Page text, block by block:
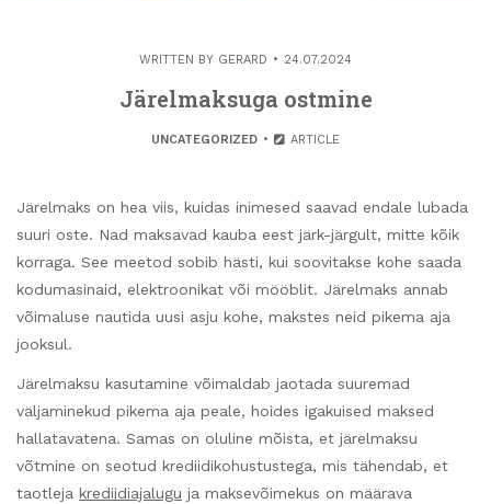
WRITTEN BY GERARD 24.07.2024
Järelmaksuga ostmine
UNCATEGORIZED ARTICLE
Järelmaks on hea viis, kuidas inimesed saavad endale lubada
suuri oste. Nad maksavad kauba eest järk-järgult, mitte kõik
korraga. See meetod sobib hästi, kui soovitakse kohe saada
kodumasinaid, elektroonikat või mööblit. Järelmaks annab
võimaluse nautida uusi asju kohe, makstes neid pikema aja
jooksul.
Järelmaksu kasutamine võimaldab jaotada suuremad
väljaminekud pikema aja peale, hoides igakuised maksed
hallatavatena. Samas on oluline mõista, et järelmaksu
võtmine on seotud krediidikohustustega, mis tähendab, et
taotleja krediidiajalugu ja maksevõimekus on määrava